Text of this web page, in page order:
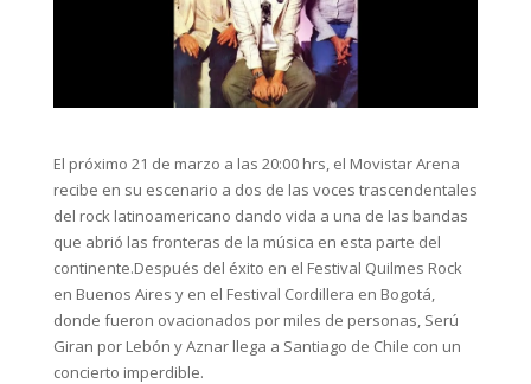
El próximo 21 de marzo a las 20:00 hrs, el Movistar Arena
recibe en su escenario a dos de las voces trascendentales
del rock latinoamericano dando vida a una de las bandas
que abrió las fronteras de la música en esta parte del
continente.Después del éxito en el Festival Quilmes Rock
en Buenos Aires y en el Festival Cordillera en Bogotá,
donde fueron ovacionados por miles de personas, Serú
Giran por Lebón y Aznar llega a Santiago de Chile con un
concierto imperdible.